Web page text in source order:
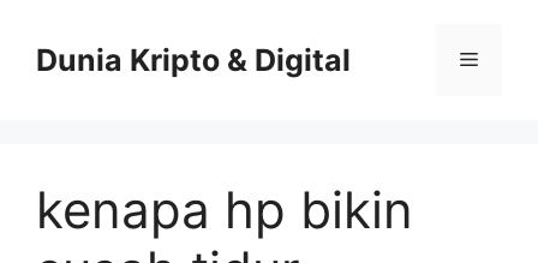
contentDunia Kripto & Digital Menu
kenapa hp bikin